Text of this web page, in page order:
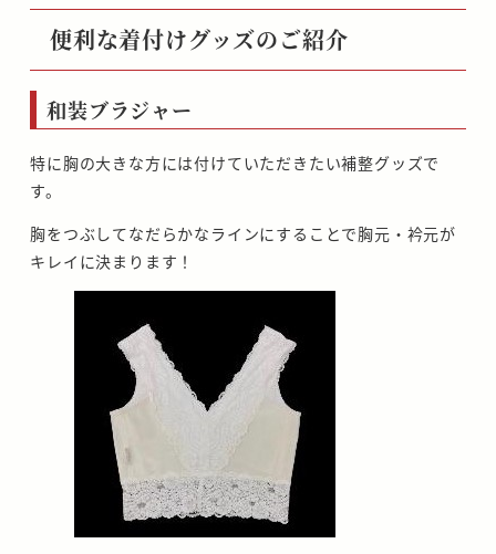
便利な着付けグッズのご紹介
和装ブラジャー
特に胸の大きな方には付けていただきたい補整グッズで
す。
胸をつぶしてなだらかなラインにすることで胸元・衿元が
キレイに決まります！